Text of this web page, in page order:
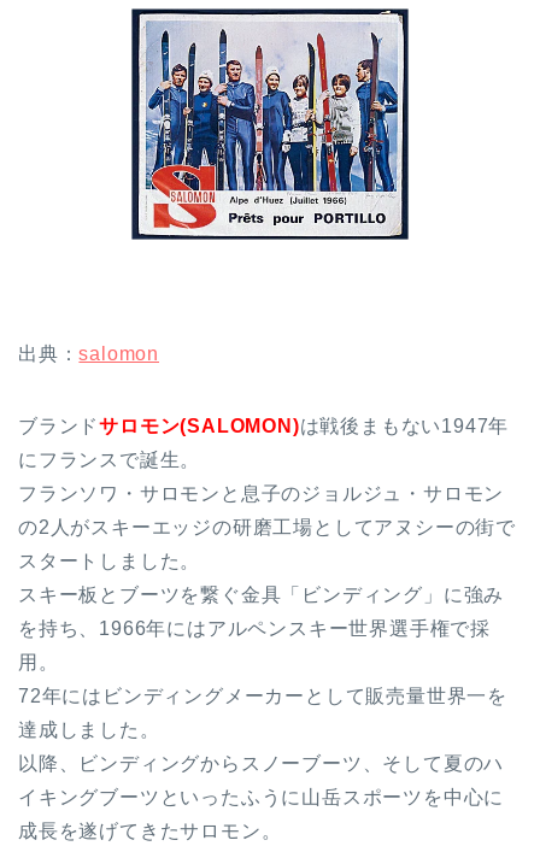
出典：salomon
ブランドサロモン(SALOMON)は戦後まもない1947年
にフランスで誕生。
フランソワ・サロモンと息子のジョルジュ・サロモン
の2人がスキーエッジの研磨工場としてアヌシーの街で
スタートしました。
スキー板とブーツを繋ぐ金具「ビンディング」に強み
を持ち、1966年にはアルペンスキー世界選手権で採
用。
72年にはビンディングメーカーとして販売量世界一を
達成しました。
以降、ビンディングからスノーブーツ、そして夏のハ
イキングブーツといったふうに山岳スポーツを中心に
成長を遂げてきたサロモン。